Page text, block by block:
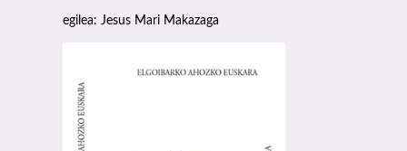
egilea: Jesus Mari Makazaga